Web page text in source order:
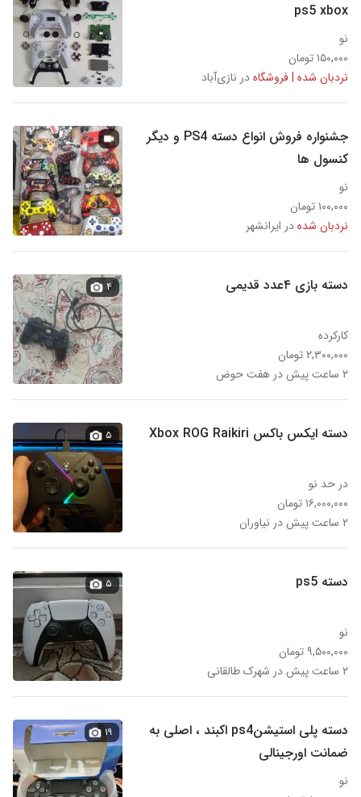
ps5 xbox
نو
۱۵۰,۰۰۰ تومان
نردبان شده | فروشگاهدر نازی‌آباد
جشنواره فروش انواع دسته PS4 و دیگر
کنسول ها
نو
۱۰۰,۰۰۰ تومان
نردبان شدهدر ایرانشهر
دسته بازی ۴عدد قدیمی
کارکرده
۲,۳۰۰,۰۰۰ تومان
۲ ساعت پیش در هفت حوض
۴
دسته ایکس باکس Xbox ROG Raikiri
در حد نو
۱۶,۰۰۰,۰۰۰ تومان
۲ ساعت پیش در نیاوران
۵
دسته ps5
نو
۹,۵۰۰,۰۰۰ تومان
۲ ساعت پیش در شهرک طالقانی
۵
دسته پلی استیشنps4 اکبند ، اصلی به
ضمانت اورجینالی
نو
۱۹